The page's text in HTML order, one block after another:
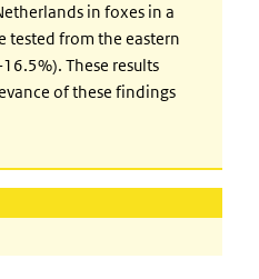
in foxes in a
tested from the eastern
These results
of these findings